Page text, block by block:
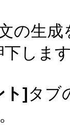
の生
しま
ト]タブ